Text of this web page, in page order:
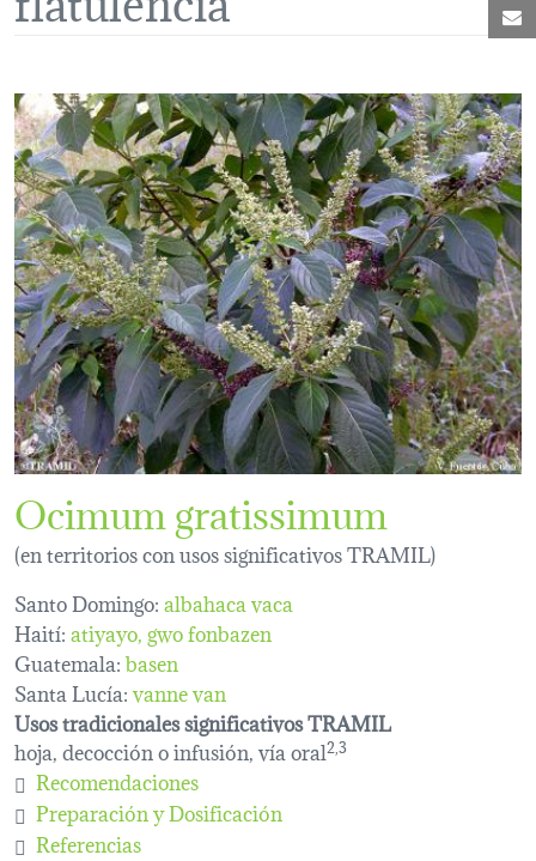
Ocimum gratissimum
(en territorios con usos significativos TRAMIL)
Santo Domingo:albahaca vaca
Haití:atiyayo gwo fonbazen
Guatemala:basen
Santa Lucía:vanne van
Usos tradicionales significativos TRAMIL
hoja, decocción o infusión, vía oral2,3
Recomendaciones
Preparación y Dosificación
Referencias